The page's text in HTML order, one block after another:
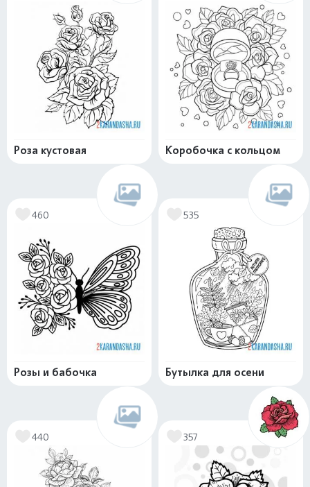
Роза кустовая Коробочка с кольцом
460
Розы и бабочка
535
Бутылка для осени
440 357